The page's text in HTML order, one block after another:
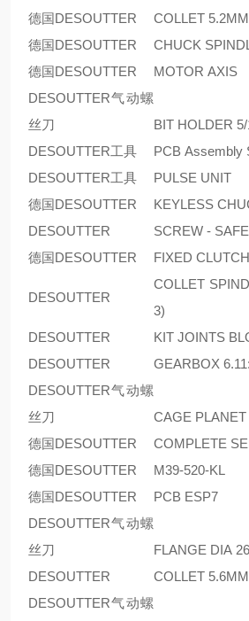
德国DESOUTTER
COLLET 5.2MM
德国DESOUTTER
CHUCK
德国DESOUTTER
MOTOR AXIS
DESOUTTER气动螺
丝刀
BIT HOLDER
DESOUTTER工具
PCB Assembly
DESOUTTER工具
PULSE UNIT
德国DESOUTTER
KEYLESS
DESOUTTER
SCREW -
德国DESOUTTER
FIXED CLUTCH
DESOUTTER
COLLET
3)
DESOUTTER
KIT JOINTS
DESOUTTER
GEARBOX
DESOUTTER气动螺
丝刀
CAGE PLANET
德国DESOUTTER
COMPLETE
德国DESOUTTER
M39-520-KL
德国DESOUTTER
PCB ESP7
DESOUTTER气动螺
丝刀
FLANGE DIA
DESOUTTER
COLLET
DESOUTTER气动螺